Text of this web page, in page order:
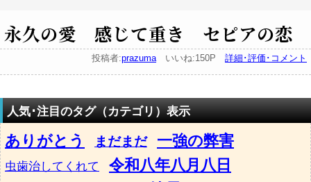
永久の愛 感じて重き セピアの恋
投稿者:prazumaいいね:150P 詳細･評価･コメント
人気･注目のタグ（カテゴリ）表示
ありがとう まだまだ 一強の弊害
虫歯治してくれて 令和八年八月八日